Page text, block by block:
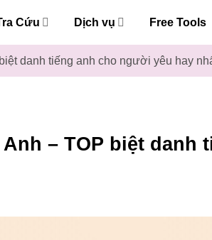
Cứu Dịch vụ Free Tools
danh tiếng anh cho người yêu hay
– TOP biệt danh